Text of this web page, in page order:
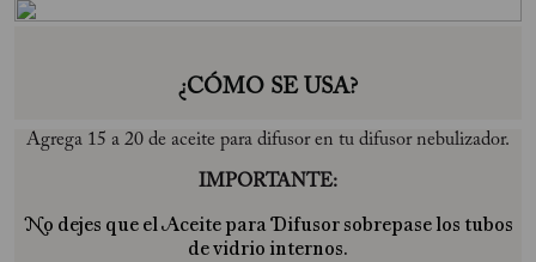
¿CÓMO SE USA?
Agrega 15 a 20 de aceite para difusor en tu difusor nebulizador.
IMPORTANTE:
No dejes que el Aceite para Difusor sobrepase los tubos
de vidrio internos.